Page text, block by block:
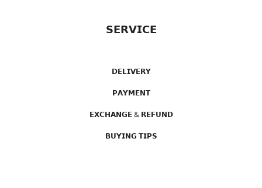
𝗦𝗘𝗥𝗩𝗜𝗖𝗘
𝗗𝗘𝗟𝗜𝗩𝗘𝗥𝗬
𝗣𝗔𝗬𝗠𝗘𝗡𝗧
𝗘𝗫𝗖𝗛𝗔𝗡𝗚𝗘 & 𝗥𝗘𝗙𝗨𝗡𝗗
𝗕𝗨𝗬𝗜𝗡𝗚 𝗧𝗜𝗣𝗦